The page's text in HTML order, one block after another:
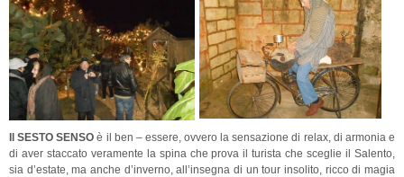
Il SESTO SENSO è il ben – essere, ovvero la sensazione di relax, di armonia e
di aver staccato veramente la spina che prova il turista che sceglie il Salento,
sia d’estate, ma anche d’inverno, all’insegna di un tour insolito, ricco di magia